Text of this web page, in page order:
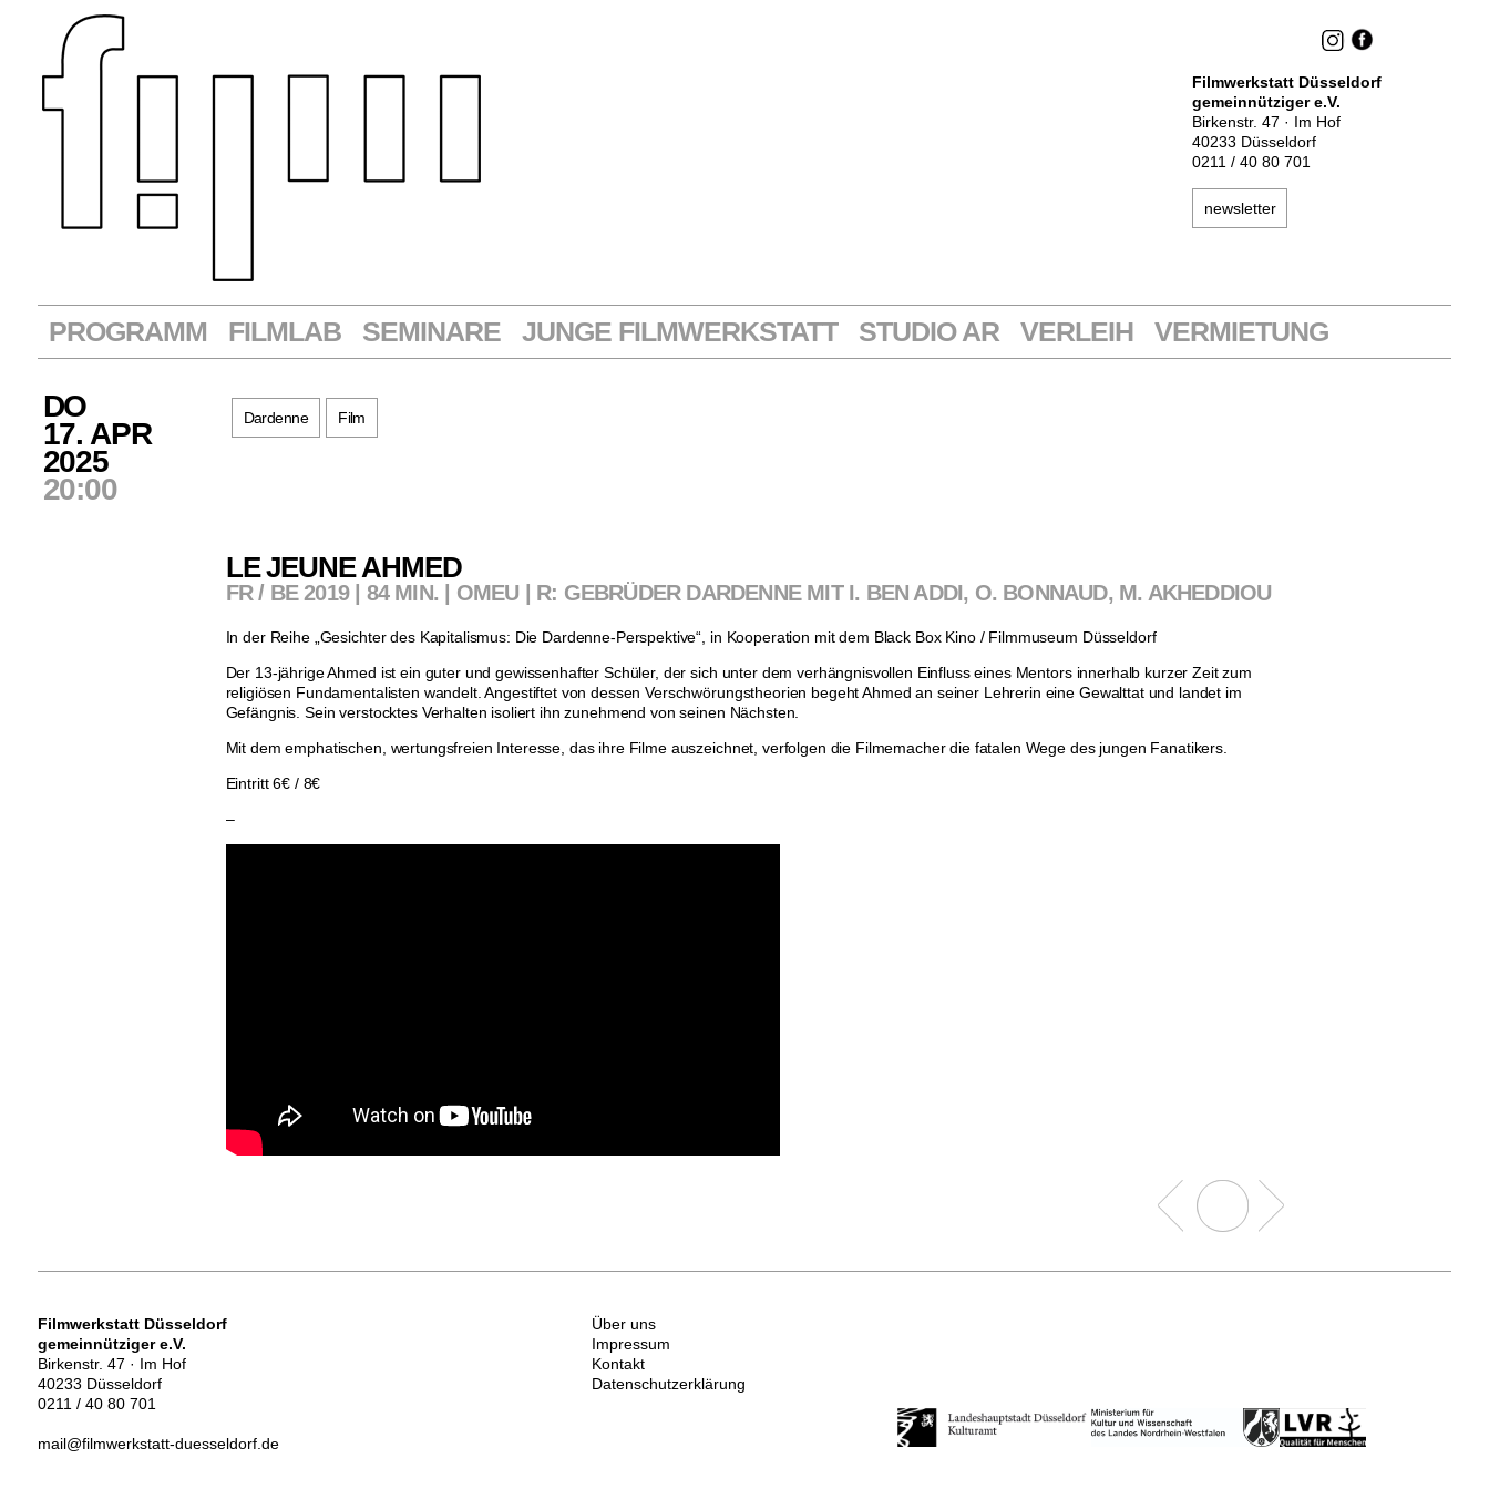
Filmwerkstatt Düsseldorf
gemeinnütziger e.V.
Birkenstr. 47 · Im Hof
40233 Düsseldorf
0211 / 40 80 701
newsletter
PROGRAMM FILMLAB SEMINARE JUNGE FILMWERKSTATT STUDIO AR VERLEIH VERMIETUNG
DO
17. APR
2025
20:00
Dardenne Film
LE JEUNE AHMED
FR / BE 2019 | 84 MIN. | OMEU | R: GEBRÜDER DARDENNE MIT I. BEN ADDI, O. BONNAUD, M. AKHEDDIOU
In der Reihe „Gesichter des Kapitalismus: Die Dardenne-Perspektive“, in Kooperation mit dem Black Box Kino / Filmmuseum Düsseldorf
Der 13-jährige Ahmed ist ein guter und gewissenhafter Schüler, der sich unter dem verhängnisvollen Einfluss eines Mentors innerhalb kurzer Zeit zum
religiösen Fundamentalisten wandelt. Angestiftet von dessen Verschwörungstheorien begeht Ahmed an seiner Lehrerin eine Gewalttat und landet im
Gefängnis. Sein verstocktes Verhalten isoliert ihn zunehmend von seinen Nächsten.
Mit dem emphatischen, wertungsfreien Interesse, das ihre Filme auszeichnet, verfolgen die Filmemacher die fatalen Wege des jungen Fanatikers.
Eintritt 6€ / 8€
–
Filmwerkstatt Düsseldorf
gemeinnütziger e.V.
Birkenstr. 47 · Im Hof
40233 Düsseldorf
0211 / 40 80 701
mail@filmwerkstatt-duesseldorf.de
Über uns
Impressum
Kontakt
Datenschutzerklärung